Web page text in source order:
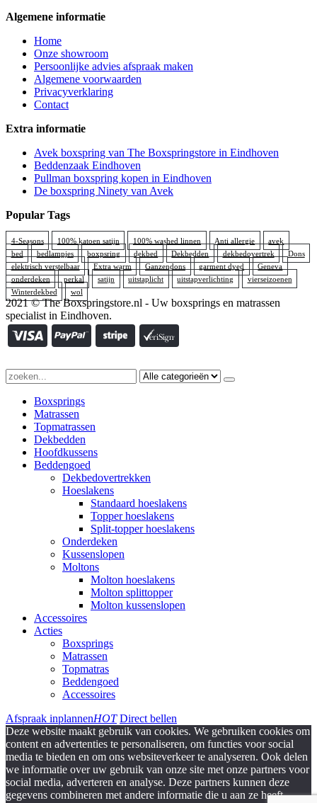
Algemene informatie
Home
Onze showroom
Persoonlijke advies afspraak maken
Algemene voorwaarden
Privacyverklaring
Contact
Extra informatie
Avek boxspring van The Boxspringstore in Eindhoven
Beddenzaak Eindhoven
Pullman boxspring kopen in Eindhoven
De boxspring Ninety van Avek
Popular Tags
4-Seasons 100% katoen satijn 100% washed linnen Anti allergie
avek
bed
bedlampjes boxpsring dekbed Dekbedden dekbedovertrek
Dons
elektrisch verstelbaar
Extra warm Ganzendons garment dyed
Geneva
onderdeken
perkal satijn uitstaplicht uitstapverlichting
vierseizoenen
Winterdekbed
wol
2021 © The Boxspringstore.nl - Uw boxsprings en matrassen
specialist in Eindhoven.
Boxsprings
Matrassen
Topmatrassen
Dekbedden
Hoofdkussens
Beddengoed
Dekbedovertrekken
Hoeslakens
Standaard hoeslakens
Topper hoeslakens
Split-topper hoeslakens
Onderdeken
Kussenslopen
Moltons
Molton hoeslakens
Molton splittopper
Molton kussenslopen
Accessoires
Acties
Boxsprings
Matrassen
Topmatras
Beddengoed
Accessoires
Afspraak inplannenHOT Direct bellen
Deze website maakt gebruik van cookies. We gebruiken cookies om
content en advertenties te personaliseren, om functies voor social
media te bieden en om ons websiteverkeer te analyseren. Ook delen
we informatie over uw gebruik van onze site met onze partners voor
social media, adverteren en analyse. Deze partners kunnen deze
gegevens combineren met andere informatie die u aan ze heeft